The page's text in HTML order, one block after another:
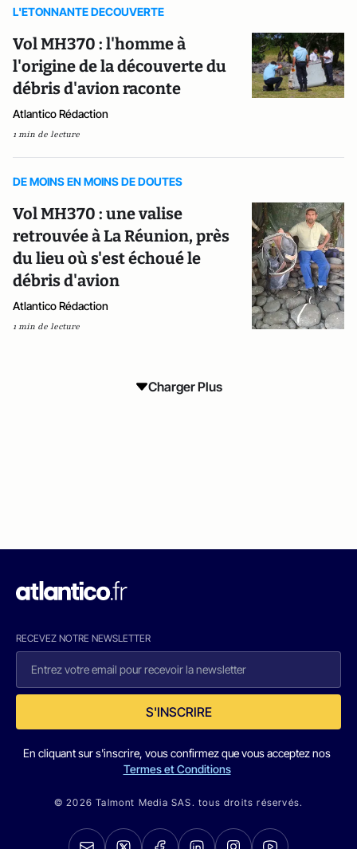
L'ETONNANTE DECOUVERTE
Vol MH370 : l'homme à
l'origine de la découverte du
débris d'avion raconte
Atlantico Rédaction
1 min de lecture
DE MOINS EN MOINS DE DOUTES
Vol MH370 : une valise
retrouvée à La Réunion, près
du lieu où s'est échoué le
débris d'avion
Atlantico Rédaction
1 min de lecture
Charger Plus
RECEVEZ NOTRE NEWSLETTER
S'INSCRIRE
En cliquant sur s'inscrire, vous confirmez que vous acceptez nos
Termes et Conditions
© 2026 Talmont Media SAS. tous droits réservés.